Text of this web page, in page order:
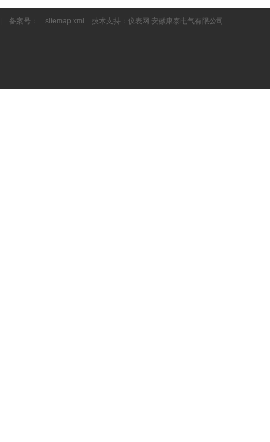
| 备案号： sitemap.xml 技术支持： 仪表网 安徽康泰电气有限公司